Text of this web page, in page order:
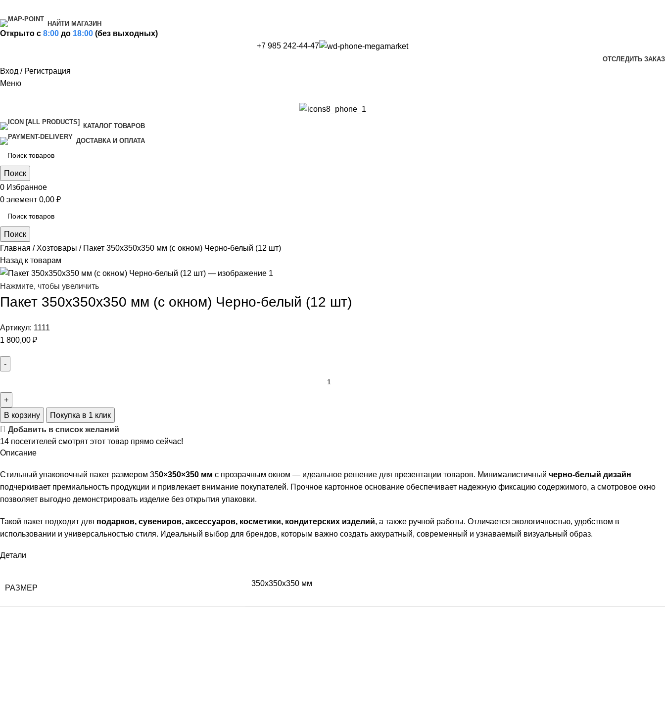
НАЙТИ МАГАЗИН
Открыто c 8:00 до 18:00 (без выходных)
+7 985 242-44-47
ОТСЛЕДИТЬ ЗАКАЗ
Вход / Регистрация
Меню
КАТАЛОГ ТОВАРОВ
ДОСТАВКА И ОПЛАТА
Поиск
0 Избранное
0 элемент 0,00 ₽
Поиск
Главная
Хозтовары
Пакет 350х350х350 мм (с окном) Черно-белый (12 шт)
Назад к товарам
Нажмите, чтобы увеличить
Пакет 350х350х350 мм (с окном) Черно-белый (12 шт)
Артикул: 1111
1 800,00 ₽
В корзину
Покупка в 1 клик
Добавить в список желаний
14 посетителей смотрят этот товар прямо сейчас!
Описание
Стильный упаковочный пакет размером 350×350×350 мм с прозрачным окном — идеальное решение для презентации товаров. Минималистичный черно-белый дизайн
подчеркивает премиальность продукции и привлекает внимание покупателей. Прочное картонное основание обеспечивает надежную фиксацию содержимого, а смотровое окно
позволяет выгодно демонстрировать изделие без открытия упаковки.
Такой пакет подходит для подарков, сувениров, аксессуаров, косметики, кондитерских изделий, а также ручной работы. Отличается экологичностью, удобством в
использовании и универсальностью стиля. Идеальный выбор для брендов, которым важно создать аккуратный, современный и узнаваемый визуальный образ.
Детали
РАЗМЕР
350х350х350 мм